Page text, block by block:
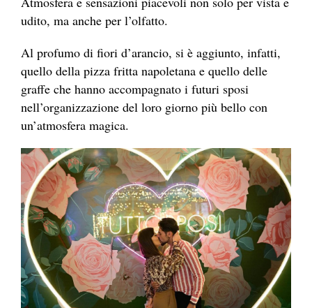
udito, ma anche per l’olfatto.
Al profumo di fiori d’arancio, si è aggiunto, infatti,
quello della pizza fritta napoletana e quello delle
graffe che hanno accompagnato i futuri sposi
nell’organizzazione del loro giorno più bello con
un’atmosfera magica.